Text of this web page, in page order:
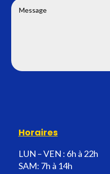
Horaires
LUN – VEN : 6h à 22h
SAM: 7h à 14h